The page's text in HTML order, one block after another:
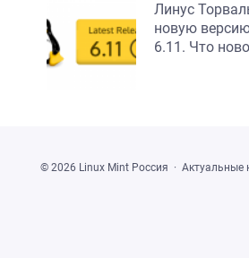
Линус
новую
6.11. Что
© 2026 Linux Mint Россия · Актуальные